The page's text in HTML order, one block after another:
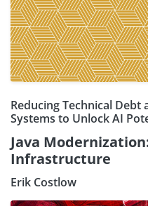
Reducing Technical Debt
Systems to Unlock AI
Java
Infrastructure
Erik Costlow